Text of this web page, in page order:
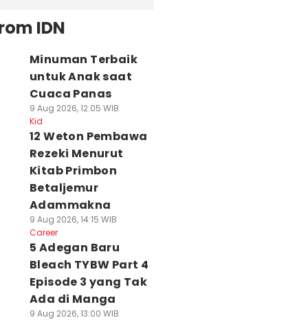
IDN
Minuman Terbaik
untuk Anak saat
Cuaca Panas
9 Aug 2026, 12:05 WIB
Kid
12 Weton Pembawa
Rezeki Menurut
Kitab Primbon
Betaljemur
Adammakna
9 Aug 2026, 14:15 WIB
Career
5 Adegan Baru
Bleach TYBW Part 4
Episode 3 yang Tak
Ada di Manga
9 Aug 2026, 13:00 WIB